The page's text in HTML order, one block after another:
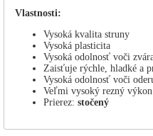
Vlastnosti:
Vysoká kvalita struny
Vysoká plasticita
Vysoká odolnosť voči
Zaisťuje rýchle, hladké a
Vysoká odolnosť voči
Veľmi vysoký rezný výkon
Prierez: stočený